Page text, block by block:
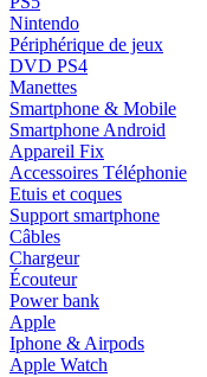
Nintendo
Périphérique de jeux
DVD PS4
Manettes
Smartphone & Mobile
Smartphone Android
Appareil Fix
Accessoires Téléphonie
Etuis et coques
Support smartphone
Câbles
Chargeur
Écouteur
Power bank
Apple
Iphone & Airpods
Apple Watch